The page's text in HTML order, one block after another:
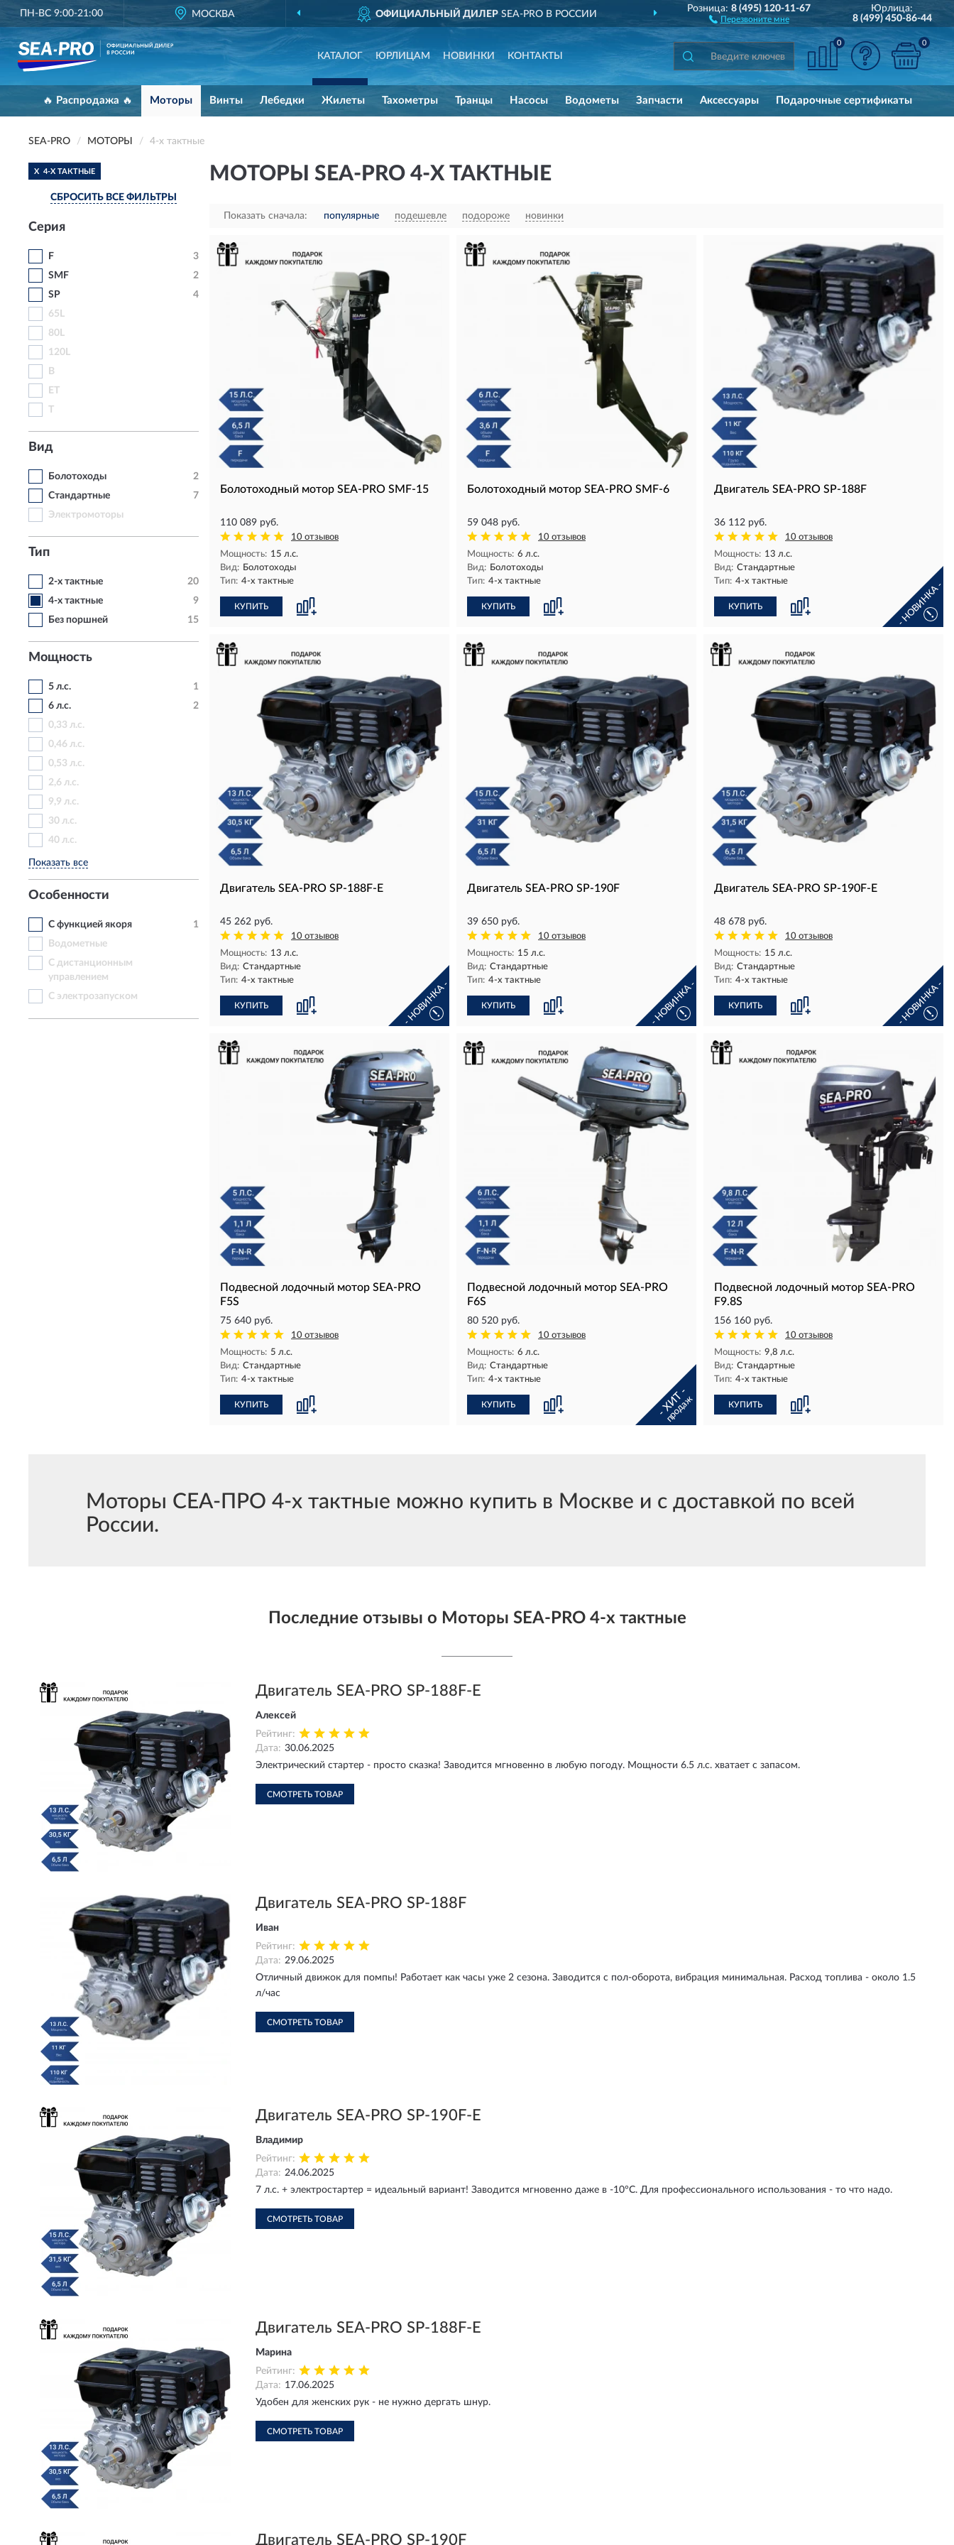
ПН-ВС 9:00-21:00 МОСКВАОФИЦИАЛЬНЫЙ ДИЛЕР SEA-PRO В РОССИИ ДОСТАВИМ ПО ВСЕЙ РОССИИ
Розница:8 (495) 120-11-67
Перезвоните мне
Юрлица:
8 (499) 450-86-44
КАТАЛОГ ЮРЛИЦАМ НОВИНКИ КОНТАКТЫ
0 0
🔥 Распродажа 🔥 Моторы Винты Лебедки Жилеты Тахометры Транцы Насосы Водометы Запчасти Аксессуары Подарочные сертификаты
SEA-PRO МОТОРЫ 4-х тактные
X 4-Х ТАКТНЫЕ
СБРОСИТЬ ВСЕ ФИЛЬТРЫ
Серия
F
3
SMF
2
SP
4
65L
80L
120L
B
ET
Вид
Болотоходы
2
Стандартные
7
Электромоторы
Тип
2-х тактные
20
4-х тактные
9
Без поршней
15
Мощность
5 л.с.
1
6 л.с.
2
0,33 л.с.
0,46 л.с.
0,53 л.с.
2,6 л.с.
9,9 л.с.
30 л.с.
40 л.с.
Показать все
Особенности
С функцией якоря
1
Водометные
С дистанционным
управлением
С электрозапуском
МОТОРЫ SEA-PRO 4-Х ТАКТНЫЕ
Показать сначала: популярные подешевле подороже новинки
Болотоходный мотор SEA-PRO SMF-15
110 089 руб.
10 отзывов
Мощность: 15 л.с.
Вид: Болотоходы
Тип: 4-х тактные
КУПИТЬ
Болотоходный мотор SEA-PRO SMF-6
59 048 руб.
10 отзывов
Мощность: 6 л.с.
Вид: Болотоходы
Тип: 4-х тактные
КУПИТЬ
Двигатель SEA-PRO SP-188F
36 112 руб.
10 отзывов
Мощность: 13 л.с.
Вид: Стандартные
Тип: 4-х тактные
КУПИТЬ - НОВИНКА -
!
Двигатель SEA-PRO SP-188F-E
45 262 руб.
10 отзывов
Мощность: 13 л.с.
Вид: Стандартные
Тип: 4-х тактные
КУПИТЬ - НОВИНКА -
!
Двигатель SEA-PRO SP-190F
39 650 руб.
10 отзывов
Мощность: 15 л.с.
Вид: Стандартные
Тип: 4-х тактные
КУПИТЬ - НОВИНКА -
!
Двигатель SEA-PRO SP-190F-E
48 678 руб.
10 отзывов
Мощность: 15 л.с.
Вид: Стандартные
Тип: 4-х тактные
КУПИТЬ - НОВИНКА -
!
Подвесной лодочный мотор SEA-PRO
F5S
75 640 руб.
10 отзывов
Мощность: 5 л.с.
Вид: Стандартные
Тип: 4-х тактные
КУПИТЬ
Подвесной лодочный мотор SEA-PRO
F6S
80 520 руб.
10 отзывов
Мощность: 6 л.с.
Вид: Стандартные
Тип: 4-х тактные
КУПИТЬ - ХИТ -
продаж
Подвесной лодочный мотор SEA-PRO
F9.8S
156 160 руб.
10 отзывов
Мощность: 9,8 л.с.
Вид: Стандартные
Тип: 4-х тактные
КУПИТЬ
Моторы СЕА-ПРО 4-х тактные можно купить в Москве и с доставкой по всей
России.
Последние отзывы о Моторы SEA-PRO 4-х тактные
Двигатель SEA-PRO SP-188F-E
Алексей
Рейтинг:
Дата: 30.06.2025
Электрический стартер - просто сказка! Заводится мгновенно в любую погоду. Мощности 6.5 л.с. хватает с запасом.
СМОТРЕТЬ ТОВАР
Двигатель SEA-PRO SP-188F
Иван
Рейтинг:
Дата: 29.06.2025
Отличный движок для помпы! Работает как часы уже 2 сезона. Заводится с пол-оборота, вибрация минимальная. Расход топлива - около 1.5
л/час
СМОТРЕТЬ ТОВАР
Двигатель SEA-PRO SP-190F-E
Владимир
Рейтинг:
Дата: 24.06.2025
7 л.с. + электростартер = идеальный вариант! Заводится мгновенно даже в -10°C. Для профессионального использования - то что надо.
СМОТРЕТЬ ТОВАР
Двигатель SEA-PRO SP-188F-E
Марина
Рейтинг:
Дата: 17.06.2025
Удобен для женских рук - не нужно дергать шнур.
СМОТРЕТЬ ТОВАР
Двигатель SEA-PRO SP-190F